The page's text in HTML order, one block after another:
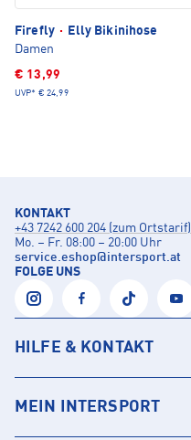
Firefly ·
Elly Bikinihose
Damen
€ 13,99
UVP* € 24,99
KONTAKT
+43 7242 600 204 (zum Ortstarif)
Mo. – Fr. 08:00 – 20:00 Uhr
service.eshop@intersport.at
FOLGE UNS
HILFE & KONTAKT
MEIN INTERSPORT